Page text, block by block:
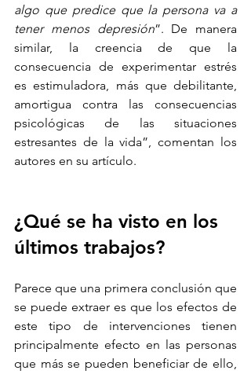
algo que predice que la persona va a
tener menos depresión”. De manera
similar, la creencia de que la
consecuencia de experimentar estrés
es estimuladora, más que debilitante,
amortigua contra las consecuencias
psicológicas de las situaciones
estresantes de la vida”, comentan los
autores en su artículo.
¿Qué se ha visto en los
últimos trabajos?
Parece que una primera conclusión que
se puede extraer es que los efectos de
este tipo de intervenciones tienen
principalmente efecto en las personas
que más se pueden beneficiar de ello,